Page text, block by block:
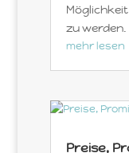
zu werden.
mehr lesen
Preise,